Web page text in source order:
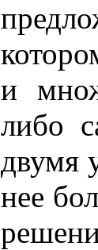
и
либо
двумя
нее